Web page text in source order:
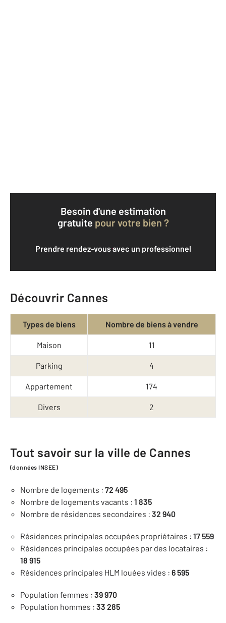
Besoin d'une estimation
gratuite pour votre bien ?
Prendre rendez-vous avec un professionnel
Découvrir Cannes
Types de biens Nombre de biens à vendre
Maison 11
Parking 4
Appartement 174
Divers 2
Tout savoir sur la ville de Cannes
(données INSEE)
Nombre de logements : 72 495
Nombre de logements vacants : 1 835
Nombre de résidences secondaires : 32 940
Résidences principales occupées propriétaires : 17 559
Résidences principales occupées par des locataires :
18 915
Résidences principales HLM louées vides : 6 595
Population femmes : 39 970
Population hommes : 33 285